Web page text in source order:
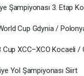
Şampiyonası 3. Etap
Cup Gdynia /
XCC–XCO Kocaeli /
Yol Şampiyonası Siirt